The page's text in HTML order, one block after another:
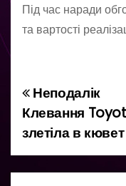
Під час наради
та вартості
Н
а
в
Неподалік
Клевання
злетіла в кювет